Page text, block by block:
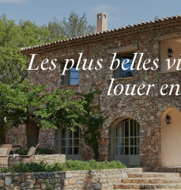
Les plus belles
louer